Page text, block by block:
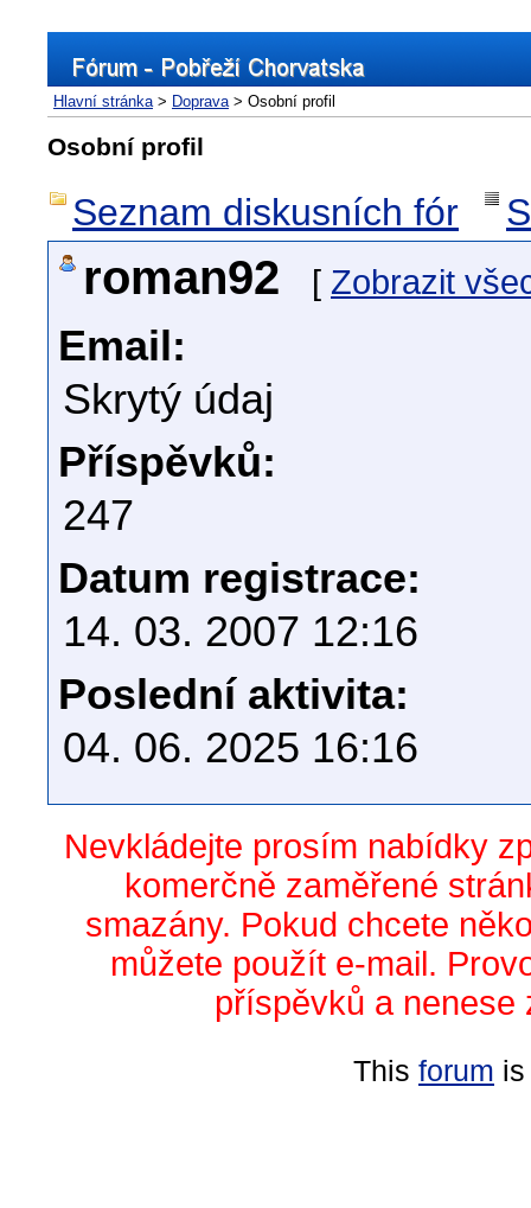
Hlavní stránka> Doprava> Osobní profil
Osobní profil
Seznam diskusních fór
roman92 [ Zobrazit
Email:
Skrytý údaj
Příspěvků:
247
Datum registrace:
14. 03. 2007 12:16
Poslední aktivita:
04. 06. 2025 16:16
Nevkládejte prosím nabídky
komerčně zaměřené
smazány. Pokud chcete
můžete použít e-mail.
příspěvků a nenese
This forum